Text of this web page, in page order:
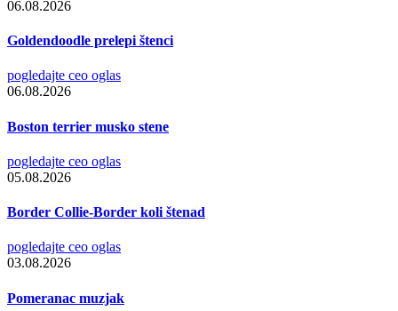
06.08.2026
Goldendoodle prelepi štenci
pogledajte ceo oglas
06.08.2026
Boston terrier musko stene
pogledajte ceo oglas
05.08.2026
Border Collie-Border koli štenad
pogledajte ceo oglas
03.08.2026
Pomeranac muzjak